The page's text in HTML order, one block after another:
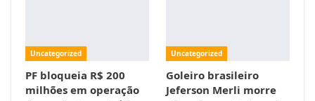
Uncategorized
PF bloqueia R$ 200
milhões em operação
Uncategorized
Goleiro brasileiro
Jeferson Merli morre